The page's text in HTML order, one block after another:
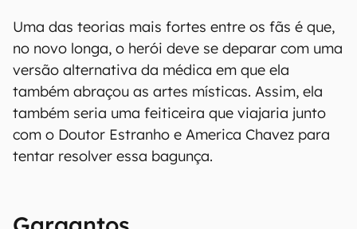
Uma das teorias mais fortes entre os fãs é que,
no novo longa, o herói deve se deparar com uma
versão alternativa da médica em que ela
também abraçou as artes místicas. Assim, ela
também seria uma feiticeira que viajaria junto
com o Doutor Estranho e America Chavez para
tentar resolver essa bagunça.